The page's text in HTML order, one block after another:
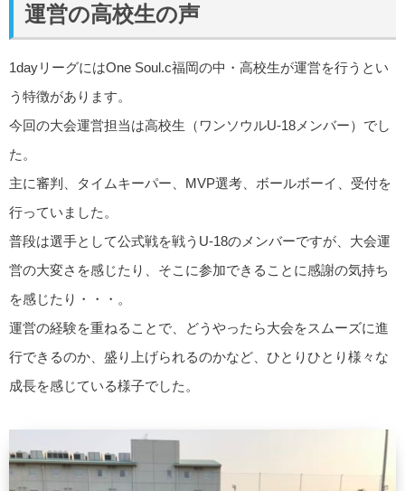
運営の高校生の声
1dayリーグにはOne Soul.c福岡の中・高校生が運営を行うとい
う特徴があります。
今回の大会運営担当は高校生（ワンソウルU-18メンバー）でし
た。
主に審判、タイムキーパー、MVP選考、ボールボーイ、受付を
行っていました。
普段は選手として公式戦を戦うU-18のメンバーですが、大会運
営の大変さを感じたり、そこに参加できることに感謝の気持ち
を感じたり・・・。
運営の経験を重ねることで、どうやったら大会をスムーズに進
行できるのか、盛り上げられるのかなど、ひとりひとり様々な
成長を感じている様子でした。